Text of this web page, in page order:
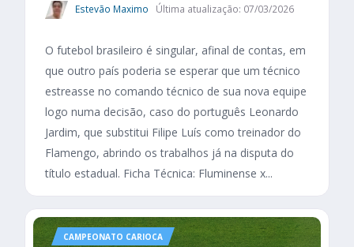
Estevão Maximo Última atualização: 07/03/2026
O futebol brasileiro é singular, afinal de contas, em
que outro país poderia se esperar que um técnico
estreasse no comando técnico de sua nova equipe
logo numa decisão, caso do português Leonardo
Jardim, que substitui Filipe Luís como treinador do
Flamengo, abrindo os trabalhos já na disputa do
título estadual. Ficha Técnica: Fluminense x...
CAMPEONATO CARIOCA